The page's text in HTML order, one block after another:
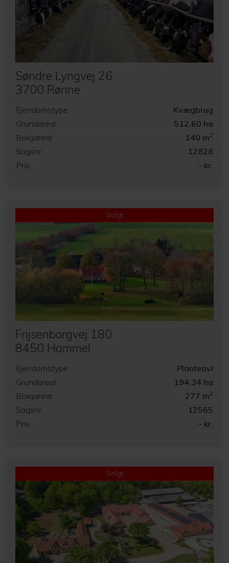
Søndre Lyngvej 26
3700 Rønne
Ejendomstype:
Kvægbrug
Grundareal:
512.60 ha
Boligareal:
140 m2
Sagsnr:
12828
Pris:
- kr.
Solgt
Frijsenborgvej 180
8450 Hammel
Ejendomstype:
Planteavl
Grundareal:
194.34 ha
Boligareal:
277 m2
Sagsnr:
12565
Pris:
- kr.
Solgt